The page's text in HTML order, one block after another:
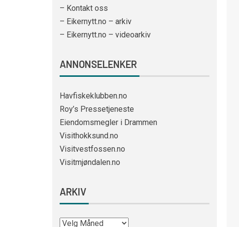
– Kontakt oss
– Eikernytt.no – arkiv
– Eikernytt.no – videoarkiv
ANNONSELENKER
Havfiskeklubben.no
Roy’s Pressetjeneste
Eiendomsmegler i Drammen
Visithokksund.no
Visitvestfossen.no
Visitmjøndalen.no
ARKIV